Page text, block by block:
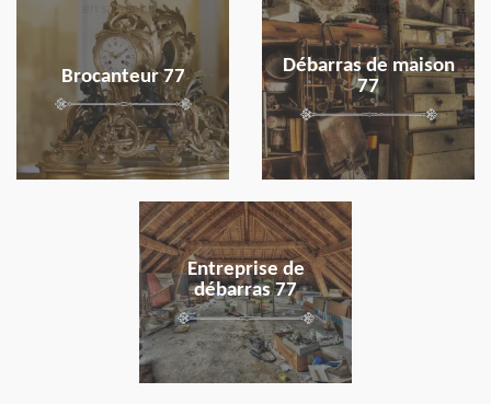
Brocanteur 77
en savoir plus
Débarras de maison
77
en savoir plus
Entreprise de
débarras 77
en savoir plus